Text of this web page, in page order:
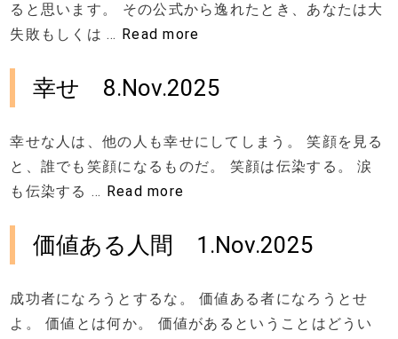
ると思います。 その公式から逸れたとき、あなたは大
失敗もしくは … Read more
幸せ 8.Nov.2025
幸せな人は、他の人も幸せにしてしまう。 笑顔を見る
と、誰でも笑顔になるものだ。 笑顔は伝染する。 涙
も伝染する … Read more
価値ある人間 1.Nov.2025
成功者になろうとするな。 価値ある者になろうとせ
よ。 価値とは何か。 価値があるということはどうい